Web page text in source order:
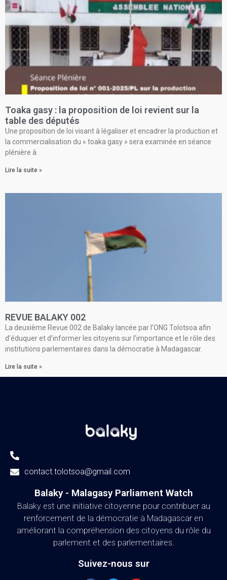
Toaka gasy : la proposition de loi revient sur la
table des députés
Une proposition de loi visant à légaliser et encadrer la production et
la commercialisation du « toaka gasy » sera examinée en séance
plénière à
Lire la suite »
REVUE BALAKY 002
La deuxième Revue 002 de Balaky lancée par l’ONG Tolotsoa afin
d’éduquer et d’informer les citoyens sur l’importance et le rôle des
institutions parlementaires dans la démocratie à Madagascar.
Lire la suite »
contact.tolotsoa@gmail.com
Balaky - Malagasy Parliament Watch​
Balaky est une initiative citoyenne pour contribuer au
renforcement de la démocratie à Madagascar en
améliorant la compréhension des citoyens du rôle du
parlement et des parlementaires.
Suivez-nous sur